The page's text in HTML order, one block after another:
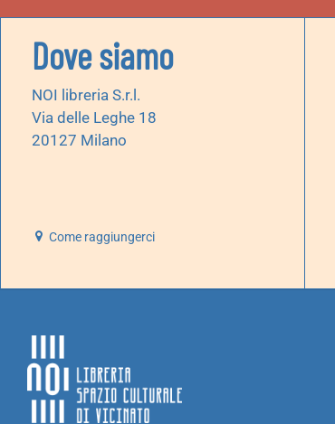
Dove siamo
NOI libreria S.r.l.
Via delle Leghe 18
20127 Milano
Come raggiungerci